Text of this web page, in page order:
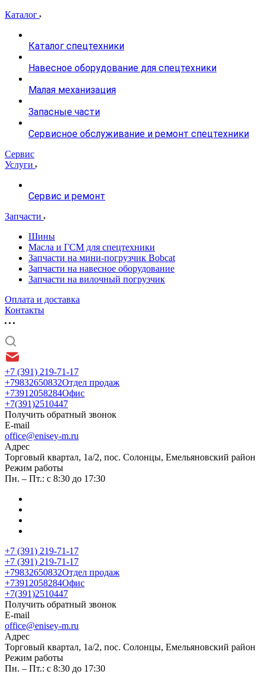
Каталог
Каталог спецтехники
Навесное оборудование для спецтехники
Малая механизация
Запасные части
Сервисное обслуживание и ремонт спецтехники
Сервис
Услуги
Сервис и ремонт
Запчасти
Шины
Масла и ГСМ для спецтехники
Запчасти на мини-погрузчик Bobcat
Запчасти на навесное оборудование
Запчасти на вилочный погрузчик
Оплата и доставка
Контакты
+7 (391) 219-71-17
+79832650832Отдел продаж
+73912058284Офис
+7(391)2510447
Получить обратный звонок
E-mail
office@enisey-m.ru
Адрес
​Торговый квартал, 1а/2, пос. Солонцы, Емельяновский район
Режим работы
Пн. – Пт.: с 8:30 до 17:30
+7 (391) 219-71-17
+7 (391) 219-71-17
+79832650832Отдел продаж
+73912058284Офис
+7(391)2510447
Получить обратный звонок
E-mail
office@enisey-m.ru
Адрес
​Торговый квартал, 1а/2, пос. Солонцы, Емельяновский район
Режим работы
Пн. – Пт.: с 8:30 до 17:30